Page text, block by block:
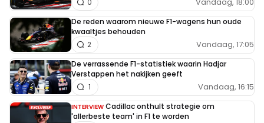
De reden waarom nieuwe F1-wagens hun oude
kwaaltjes behouden
Vandaag, 17:05
2
De verrassende F1-statistiek waarin Hadjar
Verstappen het nakijken geeft
Vandaag, 16:15
1
INTERVIEW Cadillac onthult strategie om
'allerbeste team' in F1 te worden